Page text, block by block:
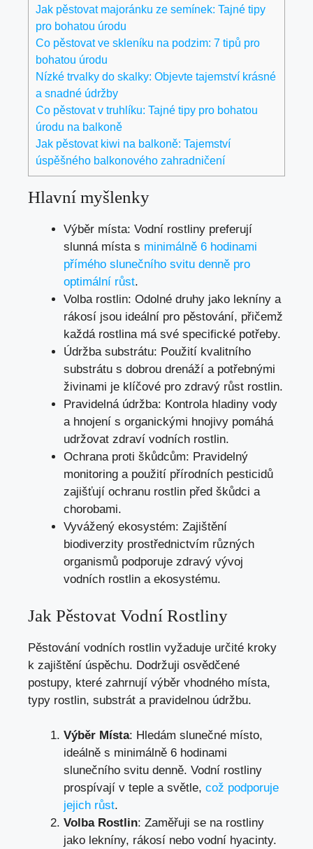
Jak pěstovat majoránku ze semínek: Tajné tipy
pro bohatou úrodu
Co pěstovat ve skleníku na podzim: 7 tipů pro
bohatou úrodu
Nízké trvalky do skalky: Objevte tajemství krásné
a snadné údržby
Co pěstovat v truhlíku: Tajné tipy pro bohatou
úrodu na balkoně
Jak pěstovat kiwi na balkoně: Tajemství
úspěšného balkonového zahradničení
Hlavní myšlenky
Výběr místa: Vodní rostliny preferují
slunná místa s minimálně 6 hodinami
přímého slunečního svitu denně pro
optimální růst.
Volba rostlin: Odolné druhy jako lekníny a
rákosí jsou ideální pro pěstování, přičemž
každá rostlina má své specifické potřeby.
Údržba substrátu: Použití kvalitního
substrátu s dobrou drenáží a potřebnými
živinami je klíčové pro zdravý růst rostlin.
Pravidelná údržba: Kontrola hladiny vody
a hnojení s organickými hnojivy pomáhá
udržovat zdraví vodních rostlin.
Ochrana proti škůdcům: Pravidelný
monitoring a použití přírodních pesticidů
zajišťují ochranu rostlin před škůdci a
chorobami.
Vyvážený ekosystém: Zajištění
biodiverzity prostřednictvím různých
organismů podporuje zdravý vývoj
vodních rostlin a ekosystému.
Jak Pěstovat Vodní Rostliny
Pěstování vodních rostlin vyžaduje určité kroky
k zajištění úspěchu. Dodržuji osvědčené
postupy, které zahrnují výběr vhodného místa,
typy rostlin, substrát a pravidelnou údržbu.
Výběr Místa: Hledám slunečné místo,
ideálně s minimálně 6 hodinami
slunečního svitu denně. Vodní rostliny
prospívají v teple a světle, což podporuje
jejich růst.
Volba Rostlin: Zaměřuji se na rostliny
jako lekníny, rákosí nebo vodní hyacinty.